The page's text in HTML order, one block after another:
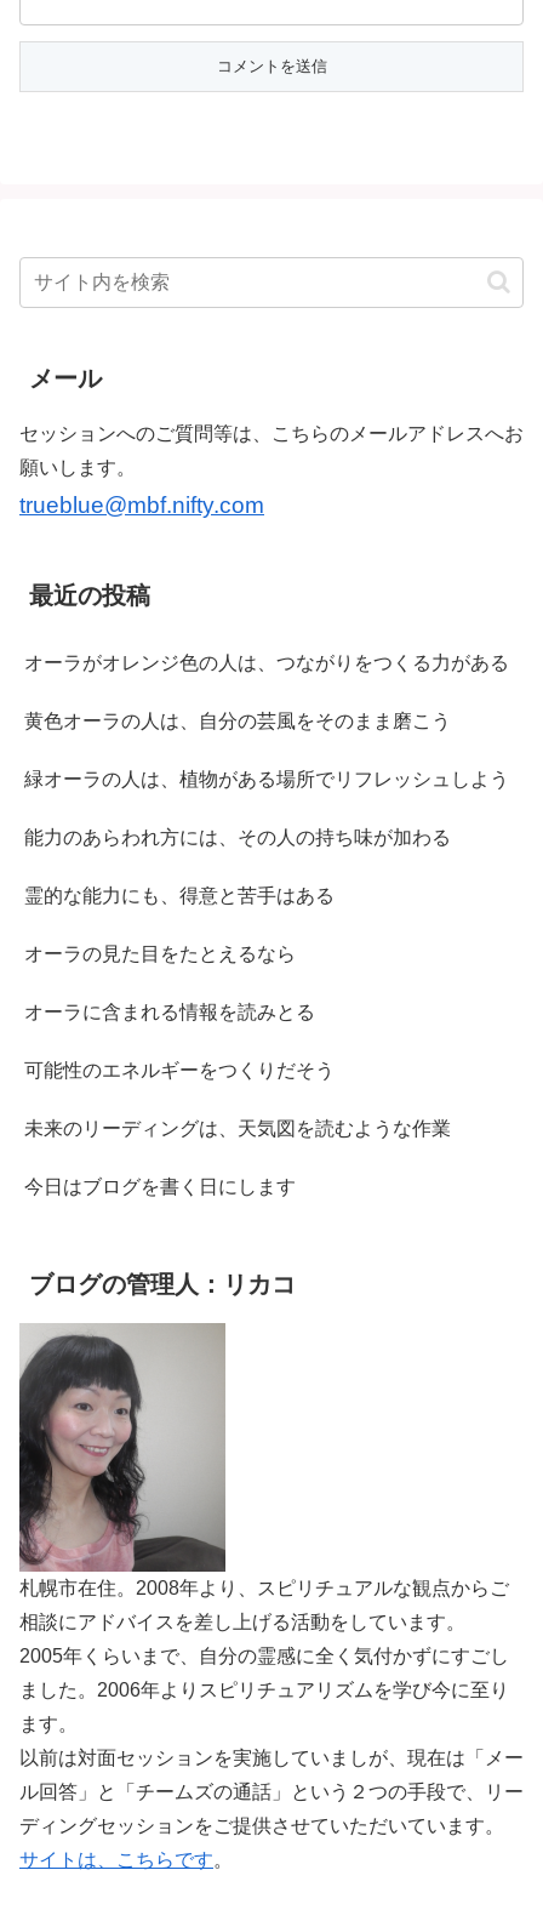
メール
セッションへのご質問等は、こちらのメールアドレスへお
願いします。
trueblue@mbf.nifty.com
最近の投稿
オーラがオレンジ色の人は、つながりをつくる力がある
黄色オーラの人は、自分の芸風をそのまま磨こう
緑オーラの人は、植物がある場所でリフレッシュしよう
能力のあらわれ方には、その人の持ち味が加わる
霊的な能力にも、得意と苦手はある
オーラの見た目をたとえるなら
オーラに含まれる情報を読みとる
可能性のエネルギーをつくりだそう
未来のリーディングは、天気図を読むような作業
今日はブログを書く日にします
ブログの管理人：リカコ
札幌市在住。2008年より、スピリチュアルな観点からご
相談にアドバイスを差し上げる活動をしています。
2005年くらいまで、自分の霊感に全く気付かずにすごし
ました。2006年よりスピリチュアリズムを学び今に至り
ます。
以前は対面セッションを実施していましが、現在は「メー
ル回答」と「チームズの通話」という２つの手段で、リー
ディングセッションをご提供させていただいています。
サイトは、こちらです。